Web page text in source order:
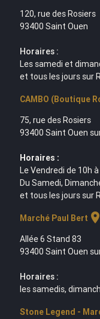
120, rue des Rosiers
93400 Saint Ouen
Horaires :
Les samedi et
et tous les jours sur
CAMBO (Boutique
75, rue des Rosiers
93400 Saint Ouen
Horaires :
Le Vendredi de 10h
Du Samedi,
et tous les jours sur
Marché Paul Bert location_on
Allée 6 Stand 83
93400 Saint Ouen
Horaires :
les samedis,
Stone Legend -